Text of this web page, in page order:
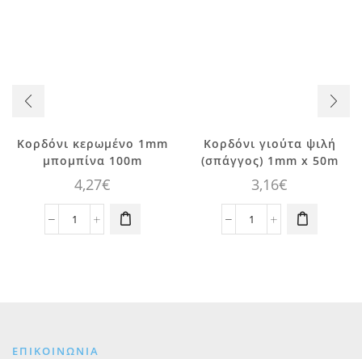
Κορδόνι κερωμένο 1mm
μπομπίνα 100m
4,27€
Κορδόνι
Κορδόνι γιούτα ψιλή
(σπάγγος) 1mm x 50m
3,16€
Κορδόνι
Αυτό το
προϊόν έχει
πολλαπλές
παραλλαγές.
Οι επιλογές
μπορούν να
ΕΠΙΚΟΙΝΩΝΙΑ